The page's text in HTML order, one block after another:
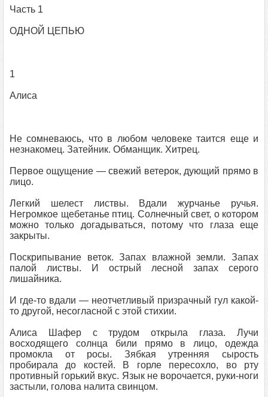
Часть 1
ОДНОЙ ЦЕПЬЮ
1
Алиса
Не сомневаюсь, что в любом человеке таится еще и
незнакомец. Затейник. Обманщик. Хитрец.
Первое ощущение — свежий ветерок, дующий прямо в
лицо.
Легкий шелест листвы. Вдали журчанье ручья.
Негромкое щебетанье птиц. Солнечный свет, о котором
можно только догадываться, потому что глаза еще
закрыты.
Поскрипывание веток. Запах влажной земли. Запах
палой листвы. И острый лесной запах серого
лишайника.
И где-то вдали — неотчетливый призрачный гул какой-
то другой, несогласной с этой стихии.
Алиса Шафер с трудом открыла глаза. Лучи
восходящего солнца били прямо в лицо, одежда
промокла от росы. Зябкая утренняя сырость
пробирала до костей. В горле пересохло, во рту
противный горький вкус. Язык не ворочается, руки-ноги
застыли, голова налита свинцом.